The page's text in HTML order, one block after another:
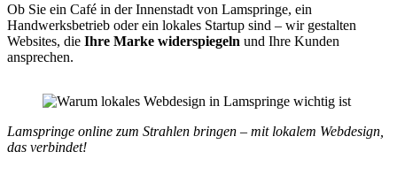
Ob Sie ein Café in der Innenstadt von Lamspringe, ein
Handwerksbetrieb oder ein lokales Startup sind – wir gestalten
Websites, die Ihre Marke widerspiegeln und Ihre Kunden
ansprechen.
Lamspringe online zum Strahlen bringen – mit lokalem Webdesign,
das verbindet!